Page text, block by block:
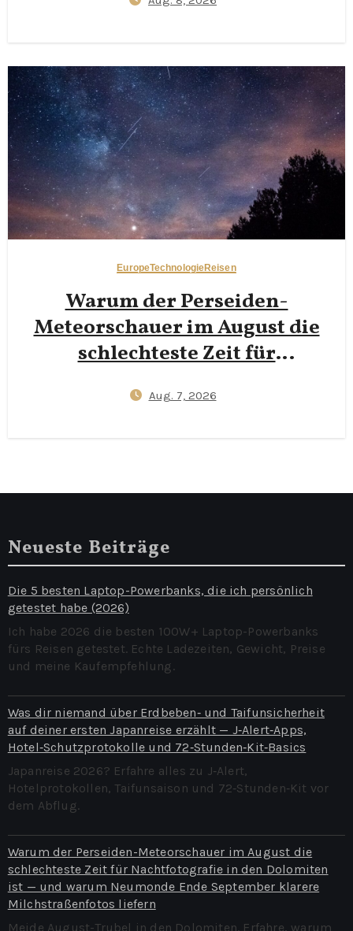
J‑Alert‑Apps,
72‑Stunden‑Kit‑Basics
EuropeTechnologieReisen
Warum der Perseiden-
Meteorschauer im August die
schlechteste Zeit für
Dolomiten ist — und warum
Aug. 7, 2026
Neueste Beiträge
Die 5 besten Laptop-Powerbanks, die ich persönlich
getestet habe (2026)
Ich habe 2026 die besten 100W+ Laptop-Powerbanks
fürs Reisen getestet. Echte Ladezeiten, Gewicht, Preise
und meine Kaufempfehlung.
Was dir niemand über Erdbeben‑ und Taifunsicherheit
auf deiner ersten Japanreise erzählt — J‑Alert‑Apps,
Hotel‑Schutzprotokolle und 72‑Stunden‑Kit‑Basics
Japanreise 2026? Erfahre alles zu J‑Alert,
Hotelprotokollen, Taifunsaison und 72‑Stunden‑Kit vor
dem Abflug.
Warum der Perseiden-Meteorschauer im August die
schlechteste Zeit für Nachtfotografie in den Dolomiten
ist — und warum Neumonde Ende September klarere
Milchstraßenfotos liefern
Meide August-Trubel in den Dolomiten. Erfahre, warum